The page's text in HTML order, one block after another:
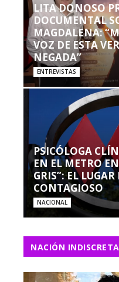
LITA DONOSO
DOCUMENTAL
MAGDALENA:
VOZ DE ESTA
NEGADA”
ENTREVISTAS
PSICÓLOGA
EN EL METRO
GRIS”: EL LUGAR
CONTAGIOSO
NACIONAL
NACIÓN INDISCRETA